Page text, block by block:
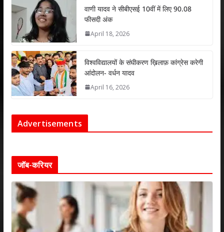
वाणी यादव ने सीबीएसई 10वीं में लिए 90.08
फीसदी अंक
April 18, 2026
विश्वविद्यालयों के संघीकरण ख़िलाफ़ कांग्रेस करेगी
आंदोलन- वर्धन यादव
April 16, 2026
Advertisements
जॉब-करियर